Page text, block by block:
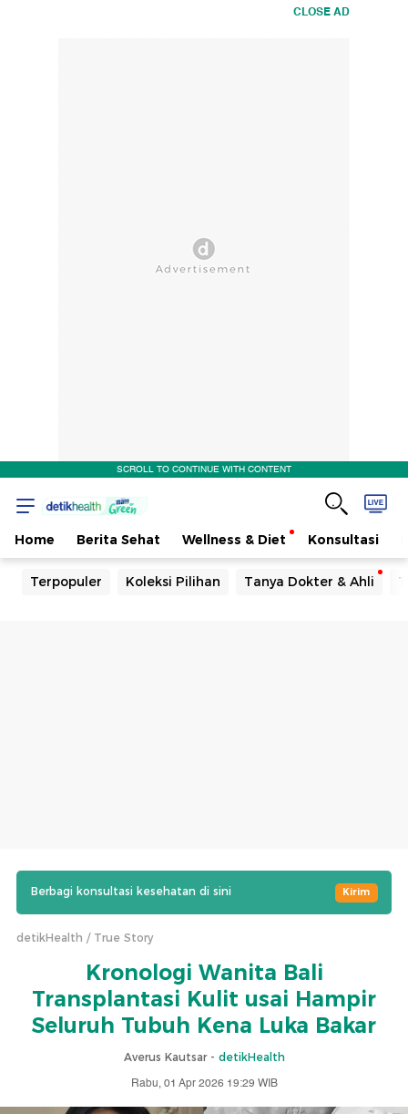
CLOSE AD
SCROLL TO CONTINUE WITH CONTENT
Home Berita Sehat Wellness & Diet Konsultasi
Terpopuler Koleksi Pilihan Tanya Dokter & Ahli
Berbagi konsultasi kesehatan di sini Kirim
detikHealth True Story
Kronologi Wanita Bali
Transplantasi Kulit usai Hampir
Seluruh Tubuh Kena Luka Bakar
Averus Kautsar - detikHealth
Rabu, 01 Apr 2026 19:29 WIB